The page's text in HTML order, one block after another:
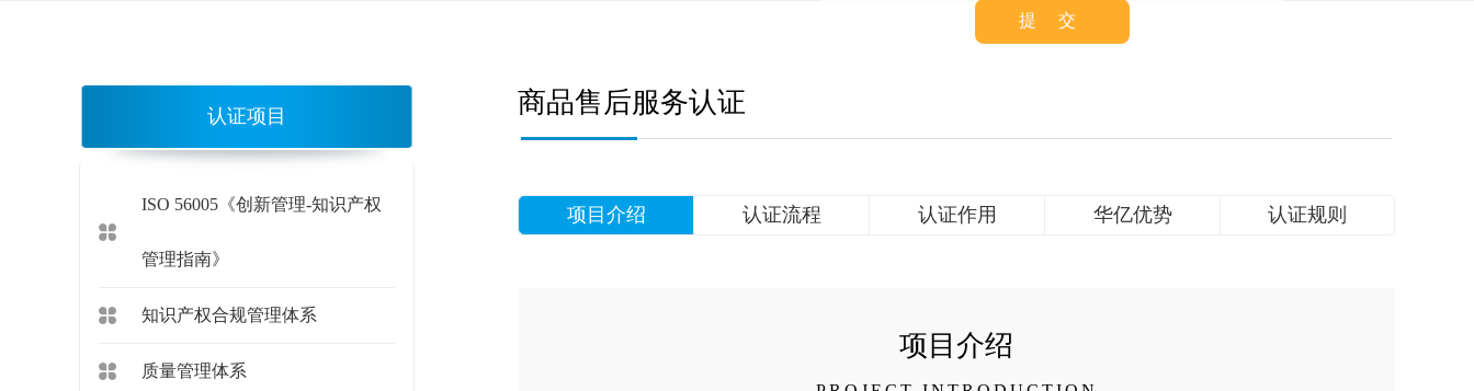
认证项目
ISO 56005《创新管理-知识产权
管理指南》
知识产权合规管理体系
质量管理体系
商品售后服务认证
项目介绍 认证流程 认证作用 华亿优势 认证规则
项目介绍